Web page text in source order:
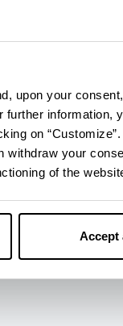
upon your
information,
on
withdraw your
of the
Accept